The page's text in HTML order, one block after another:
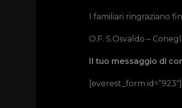
I familiari ringraziano
O.F. S.Osvaldo –
Il tuo messaggio di
[everest_form id=”923″]